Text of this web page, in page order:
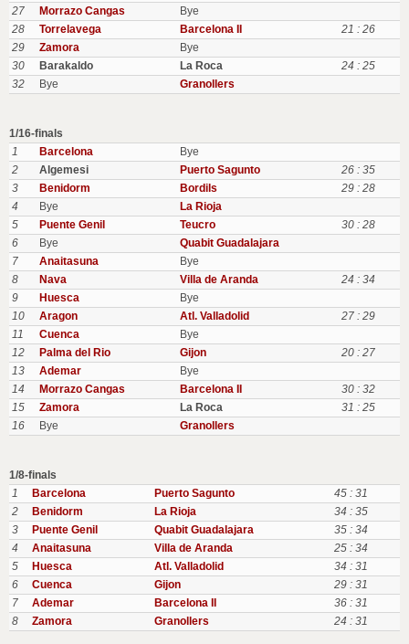
27
Morrazo Cangas
Bye
28
Torrelavega Barcelona II
21 : 26
29
Zamora
Bye
30
Barakaldo La Roca
24 : 25
32
Bye Granollers
1/16-finals
1
Barcelona
Bye
2
Algemesi Puerto Sagunto
26 : 35
3
Benidorm Bordils
29 : 28
4
Bye
La Rioja
5
Puente Genil Teucro
30 : 28
6
Bye
Quabit Guadalajara
7
Anaitasuna
Bye
8
Nava Villa de Aranda
24 : 34
9
Huesca
Bye
10
Aragon Atl. Valladolid
27 : 29
11
Cuenca
Bye
12
Palma del Rio Gijon
20 : 27
13
Ademar
Bye
14
Morrazo Cangas Barcelona II
30 : 32
15
Zamora La Roca
31 : 25
16
Bye Granollers
1/8-finals
1
Barcelona Puerto Sagunto
45 : 31
2
Benidorm La Rioja
34 : 35
3
Puente Genil Quabit Guadalajara
35 : 34
4
Anaitasuna Villa de Aranda
25 : 34
5
Huesca Atl. Valladolid
34 : 31
6
Cuenca Gijon
29 : 31
7
Ademar Barcelona II
36 : 31
8
Zamora Granollers 24 : 31